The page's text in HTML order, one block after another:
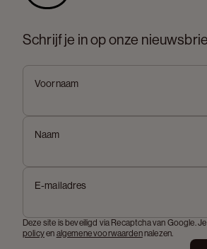
Schrijf je in op onze
Voornaam
Naam
E-mailadres
Deze site is beveiligd via Recaptcha van Google.
policyen algemene voorwaardennalezen.